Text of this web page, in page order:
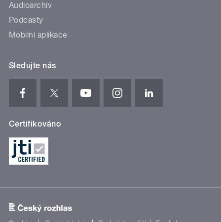
Audioarchiv
Podcasty
Mobilní aplikace
Sledujte nás
Certifikováno